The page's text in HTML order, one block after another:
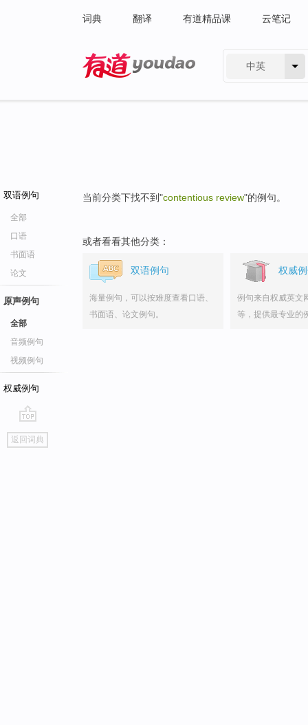
词典 翻译 有道精品课 云笔记
中英
双语例句
全部
口语
书面语
论文
原声例句
全部
音频例句
视频例句
权威例句
go
top
返回词典
当前分类下找不到"contentious review"的例句。
或者看看其他分类：
双语例句
海量例句，可以按难度查看口语、
书面语、论文例句。
权威
例句来自权威英文
等，提供最专业的